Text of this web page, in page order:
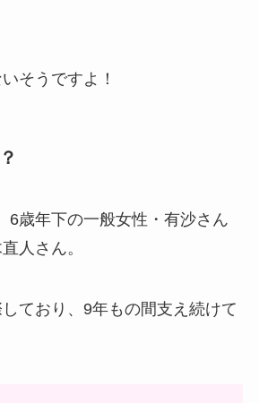
そうですよ！
6歳年下の一般女性・有沙さん
人さん。
ており、9年もの間支え続けて